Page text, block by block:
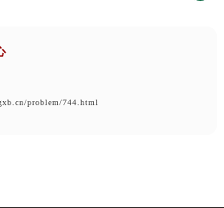
problem/744.html